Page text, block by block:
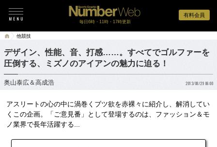
有料会員
毎日6時・11時・17時更新
他競技
デザイン、性能、音、打感……。すべてでゴルファーを
圧倒する、ミズノのアイアンの魅力に迫る！
奥山泰広＆高成浩 2013/08/29 06:00
アスリートの心の中に渦巻くブツ欲を赤裸々に紹介し、解消してい
くこの企画。「ご意見番」として登場するのは、ファッション＆モ
ノ業界で長年活躍する...